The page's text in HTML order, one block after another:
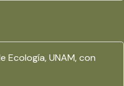
Ecología, UNAM, con